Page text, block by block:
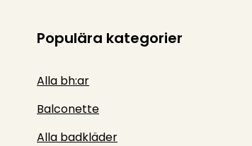
Populära kategorier
Alla bh:ar
Balconette
Alla badkläder